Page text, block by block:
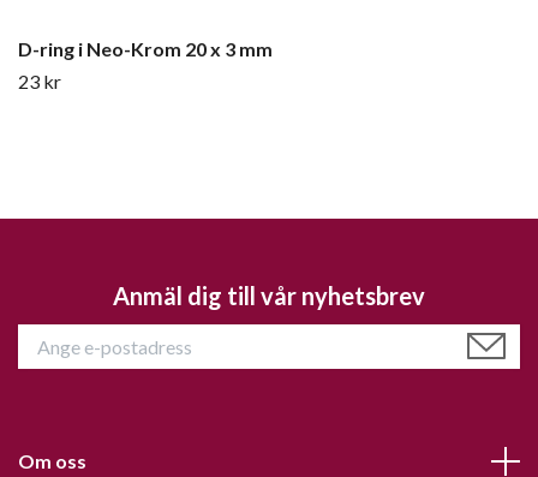
D-ring i Neo-Krom 20 x 3 mm
23 kr
Anmäl dig till vår nyhetsbrev
Om oss